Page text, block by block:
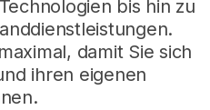
bis hin zu
damit Sie sich
ihren eigenen